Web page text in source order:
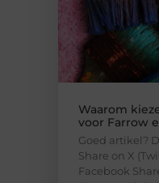
Waarom
voor Farrow
Goed artikel?
Share on X
Facebook